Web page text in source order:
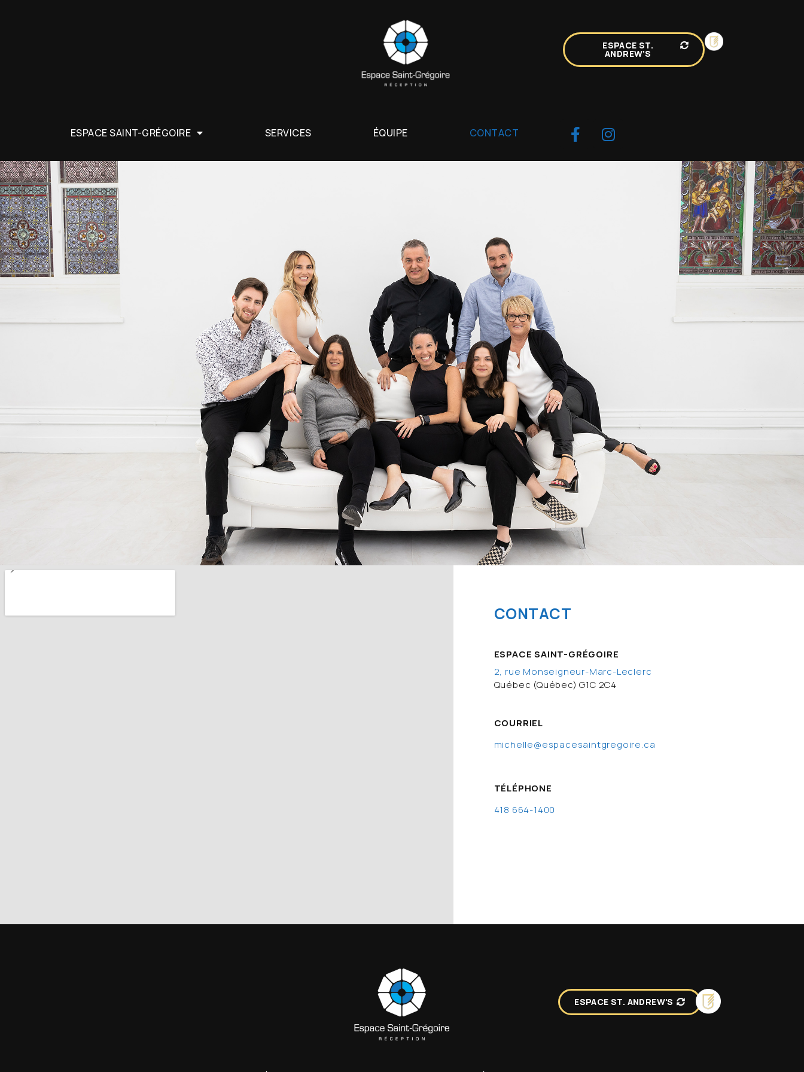
ESPACE ST.
ANDREW'S
ESPACE SAINT-GRÉGOIRE SERVICES ÉQUIPE CONTACT
CONTACT
ESPACE SAINT-GRÉGOIRE
2, rue Monseigneur-Marc-Leclerc
Québec (Québec) G1C 2C4
COURRIEL
michelle@espacesaintgregoire.ca
TÉLÉPHONE
418 664-1400
ESPACE ST. ANDREW'S